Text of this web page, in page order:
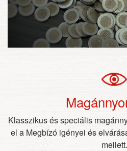
Klasszikus és speciális
el a Megbízó igényei és
mellett.